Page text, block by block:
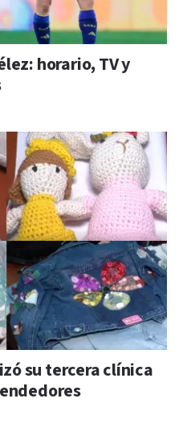
horario, TV y
su tercera clínica